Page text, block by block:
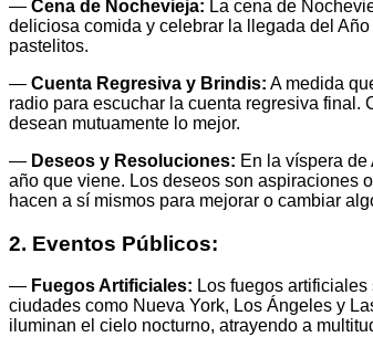
— Cena de Nochevieja: La cena de
deliciosa comida y celebrar la llegada del
pastelitos.
— Cuenta Regresiva y Brindis: A medida
radio para escuchar la cuenta regresiva final.
desean mutuamente lo mejor.
— Deseos y Resoluciones: En la víspera
año que viene. Los deseos son aspiraciones
hacen a sí mismos para mejorar o cambiar
2. Eventos Públicos:
— Fuegos Artificiales: Los fuegos
ciudades como Nueva York, Los Ángeles y
iluminan el cielo nocturno, atrayendo a